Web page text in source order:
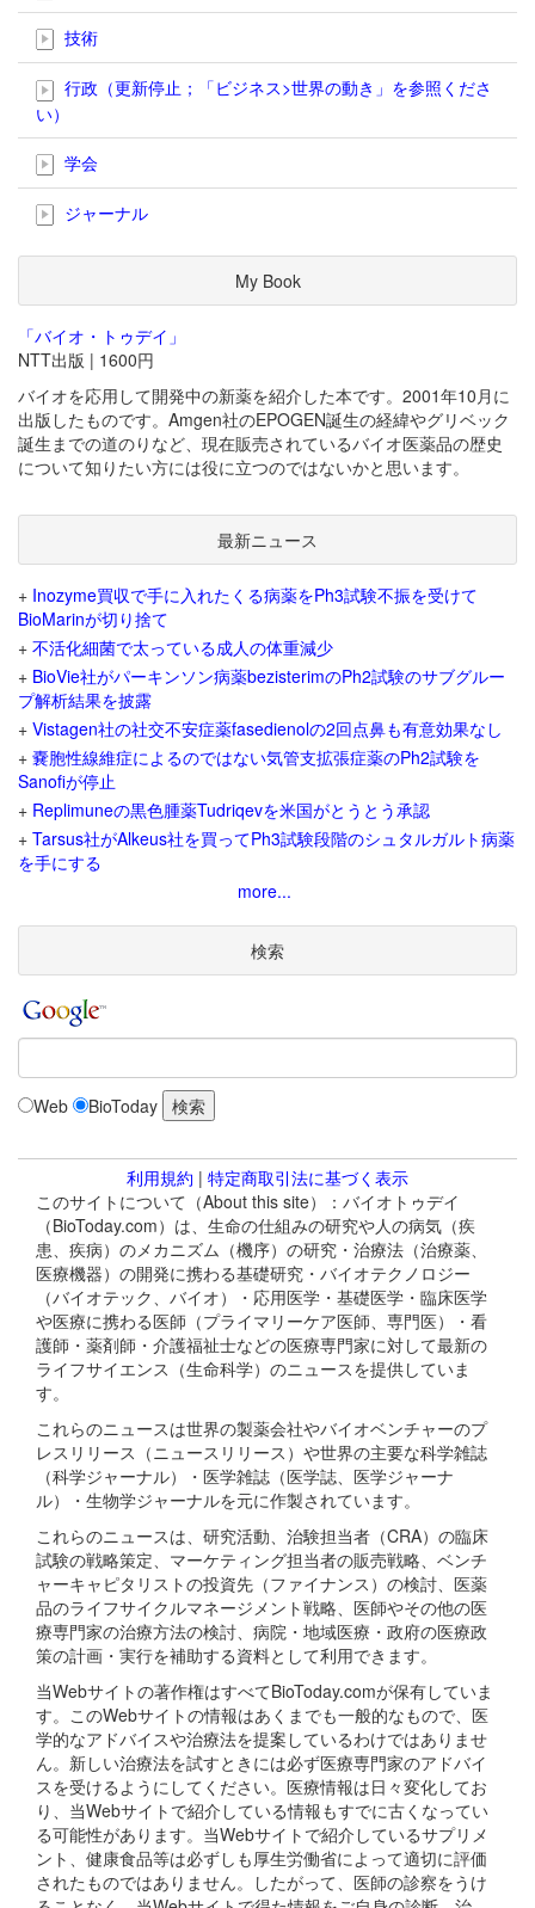
技術
行政（更新停止；「ビジネス>世界の動き」を参照くださ
い）
学会
ジャーナル
My Book
「バイオ・トゥデイ」
NTT出版 | 1600円
バイオを応用して開発中の新薬を紹介した本です。2001年10月に
出版したものです。Amgen社のEPOGEN誕生の経緯やグリベック
誕生までの道のりなど、現在販売されているバイオ医薬品の歴史
について知りたい方には役に立つのではないかと思います。
最新ニュース
+ Inozyme買収で手に入れたくる病薬をPh3試験不振を受けて
BioMarinが切り捨て
+ 不活化細菌で太っている成人の体重減少
+ BioVie社がパーキンソン病薬bezisterimのPh2試験のサブグルー
プ解析結果を披露
+ Vistagen社の社交不安症薬fasedienolの2回点鼻も有意効果なし
+ 嚢胞性線維症によるのではない気管支拡張症薬のPh2試験を
Sanofiが停止
+ Replimuneの黒色腫薬Tudriqevを米国がとうとう承認
+ Tarsus社がAlkeus社を買ってPh3試験段階のシュタルガルト病薬
を手にする
more...
検索
Web BioToday
利用規約 | 特定商取引法に基づく表示
このサイトについて（About this site）：バイオトゥデイ
（BioToday.com）は、生命の仕組みの研究や人の病気（疾
患、疾病）のメカニズム（機序）の研究・治療法（治療薬、
医療機器）の開発に携わる基礎研究・バイオテクノロジー
（バイオテック、バイオ）・応用医学・基礎医学・臨床医学
や医療に携わる医師（プライマリーケア医師、専門医）・看
護師・薬剤師・介護福祉士などの医療専門家に対して最新の
ライフサイエンス（生命科学）のニュースを提供していま
す。
これらのニュースは世界の製薬会社やバイオベンチャーのプ
レスリリース（ニュースリリース）や世界の主要な科学雑誌
（科学ジャーナル）・医学雑誌（医学誌、医学ジャーナ
ル）・生物学ジャーナルを元に作製されています。
これらのニュースは、研究活動、治験担当者（CRA）の臨床
試験の戦略策定、マーケティング担当者の販売戦略、ベンチ
ャーキャピタリストの投資先（ファイナンス）の検討、医薬
品のライフサイクルマネージメント戦略、医師やその他の医
療専門家の治療方法の検討、病院・地域医療・政府の医療政
策の計画・実行を補助する資料として利用できます。
当Webサイトの著作権はすべてBioToday.comが保有していま
す。このWebサイトの情報はあくまでも一般的なもので、医
学的なアドバイスや治療法を提案しているわけではありませ
ん。新しい治療法を試すときには必ず医療専門家のアドバイ
スを受けるようにしてください。医療情報は日々変化してお
り、当Webサイトで紹介している情報もすでに古くなってい
る可能性があります。当Webサイトで紹介しているサプリメ
ント、健康食品等は必ずしも厚生労働省によって適切に評価
されたものではありません。したがって、医師の診察をうけ